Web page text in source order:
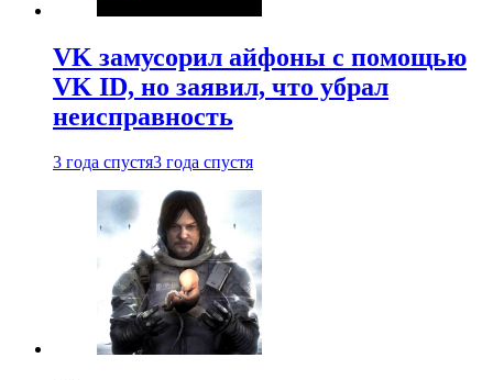
VK замусорил айфоны с помощью
VK ID, но заявил, что убрал
неисправность
3 года спустя3 года спустя